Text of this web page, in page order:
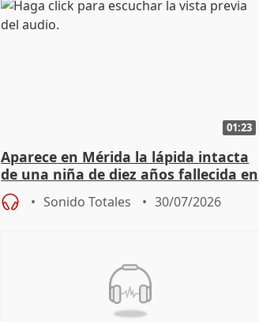
01:23
Aparece en Mérida la lápida intacta
de una niña de diez años fallecida en
el año 519 d.C.
Sonido Totales 30/07/2026